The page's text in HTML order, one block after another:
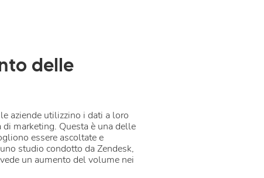
delle
aziende utilizzino i dati a loro
marketing. Questa è una delle
essere ascoltate e
studio condotto da Zendesk,
un aumento del volume nei